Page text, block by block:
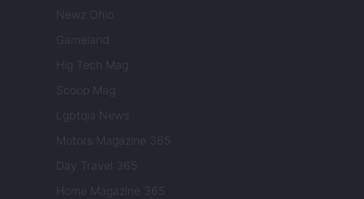
Newz Ohio
Gameland
Hig Tech Mag
Scoop Mag
Lgbtqia News
Motors Magazine 365
Day Travel 365
Home Magazine 365